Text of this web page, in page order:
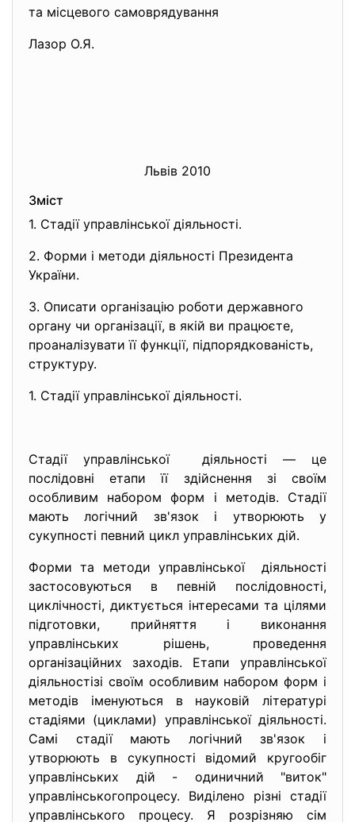
та місцевого самоврядування
Лазор О.Я.
Львів 2010
Зміст
1. Стадії управлінської діяльності.
2. Форми і методи діяльності Президента
України.
3. Описати організацію роботи державного
органу чи організації, в якій ви працюєте,
проаналізувати її функції, підпорядкованість,
структуру.
1. Стадії управлінської діяльності.
Стадії управлінської діяльності — це
послідовні етапи її здійснення зі своїм
особливим набором форм і методів. Стадії
мають логічний зв'язок і утворюють у
сукупності певний цикл управлінських дій.
Форми та методи управлінської діяльності
застосовуються в певній послідовності,
циклічності, диктується інтересами та цілями
підготовки, прийняття і виконання
управлінських рішень, проведення
організаційних заходів. Етапи управлінської
діяльностізі своїм особливим набором форм і
методів іменуються в науковій літературі
стадіями (циклами) управлінської діяльності.
Самі стадії мають логічний зв'язок і
утворюють в сукупності відомий кругообіг
управлінських дій - одиничний "виток"
управлінськогопроцесу. Виділено різні стадії
управлінського процесу. Я розрізняю сім